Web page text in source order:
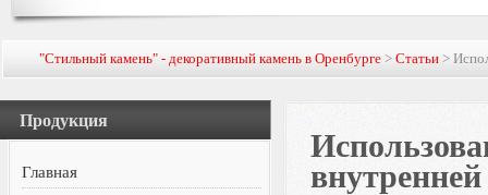
"Стильный камень" - декоративный камень в Оренбурге >Статьи >
Продукция
Главная